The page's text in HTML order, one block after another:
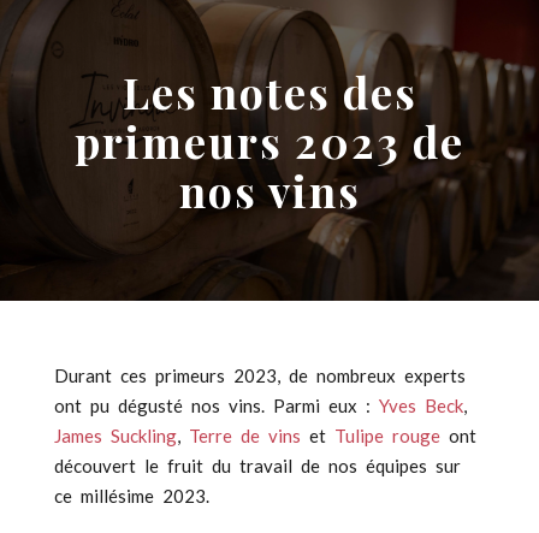
Aller
au
contenu
Les notes des
primeurs 2023 de
nos vins
Durant ces primeurs 2023, de nombreux experts
ont pu dégusté nos vins. Parmi eux : Yves Beck,
James Suckling, Terre de vins et Tulipe rougeont
découvert le fruit du travail de nos équipes sur
ce millésime 2023.